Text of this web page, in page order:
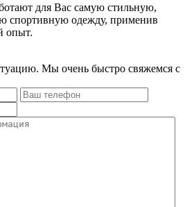
для Вас самую стильную,
спортивную одежду, применив
опыт.
Мы очень быстро свяжемся с